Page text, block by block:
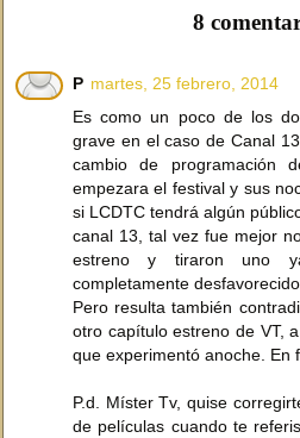
8
P martes, 25 febrero, 2014
Es como un poco de los
grave en el caso de Canal
cambio de programación
empezara el festival y sus
si LCDTC tendrá algún
canal 13, tal vez fue mejor
estreno y tiraron uno
completamente
Pero resulta también
otro capítulo estreno de VT,
que experimentó anoche. En
P.d. Míster Tv, quise
de películas cuando te